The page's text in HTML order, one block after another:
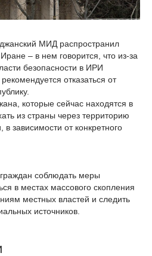
МИД распространил
– в нем говорится, что из-за
безопасности в ИРИ
отказаться от
которые сейчас находятся в
из страны через территорию
зависимости от конкретного
соблюдать меры
в местах массового скопления
местных властей и следить
источников.